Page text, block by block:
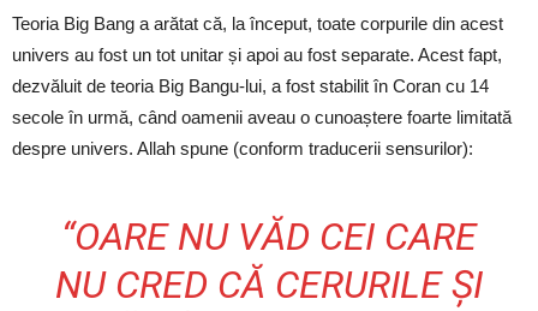
Teoria Big Bang a arătat că, la început, toate corpurile din acest
univers au fost un tot unitar și apoi au fost separate. Acest fapt,
dezvăluit de teoria Big Bangu-lui, a fost stabilit în Coran cu 14
secole în urmă, când oamenii aveau o cunoaștere foarte limitată
despre univers. Allah spune (conform traducerii sensurilor):
“OARE NU VĂD CEI CARE
NU CRED CĂ CERURILE ȘI